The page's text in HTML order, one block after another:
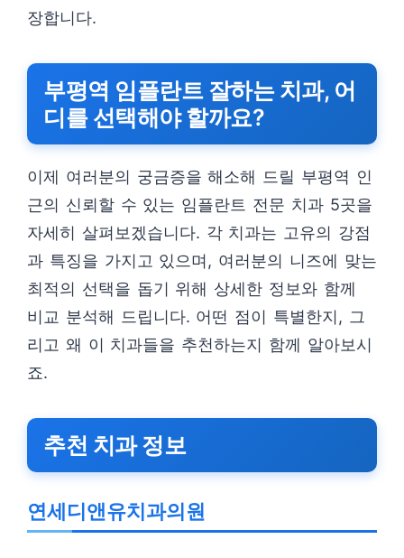
장합니다.
부평역 임플란트 잘하는 치과, 어
디를 선택해야 할까요?
이제 여러분의 궁금증을 해소해 드릴 부평역 인
근의 신뢰할 수 있는 임플란트 전문 치과 5곳을
자세히 살펴보겠습니다. 각 치과는 고유의 강점
과 특징을 가지고 있으며, 여러분의 니즈에 맞는
최적의 선택을 돕기 위해 상세한 정보와 함께
비교 분석해 드립니다. 어떤 점이 특별한지, 그
리고 왜 이 치과들을 추천하는지 함께 알아보시
죠.
추천 치과 정보
연세디앤유치과의원